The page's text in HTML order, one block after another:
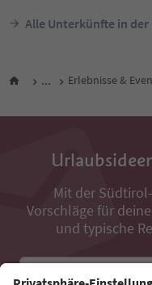
Alle Unterkünfte in der
... Erlebnisse &
Mit der
Vorschläge für
und typische
E-Mail Adresse